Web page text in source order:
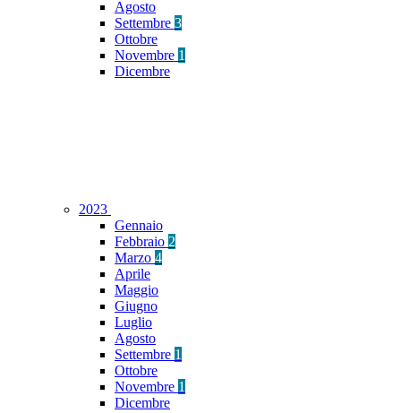
Agosto
Settembre 3
Ottobre
Novembre 1
Dicembre
2023
Gennaio
Febbraio 2
Marzo 4
Aprile
Maggio
Giugno
Luglio
Agosto
Settembre 1
Ottobre
Novembre 1
Dicembre